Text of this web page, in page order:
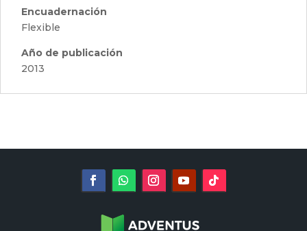
Encuadernación
Flexible
Año de publicación
2013